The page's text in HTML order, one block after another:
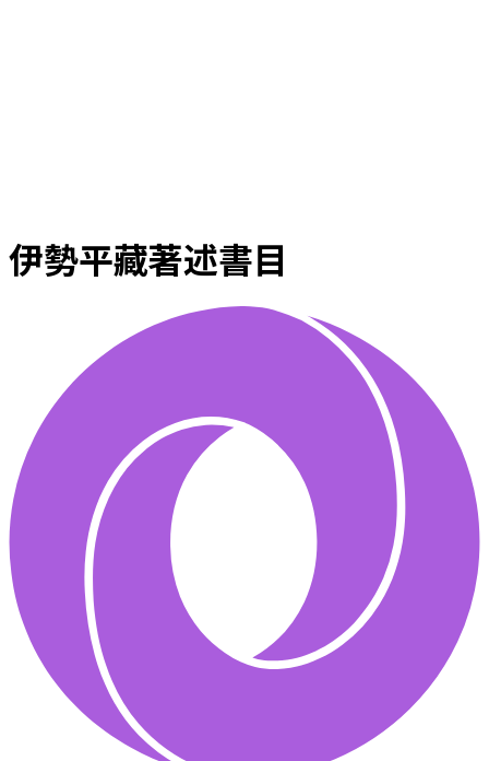
伊勢平藏著述書目